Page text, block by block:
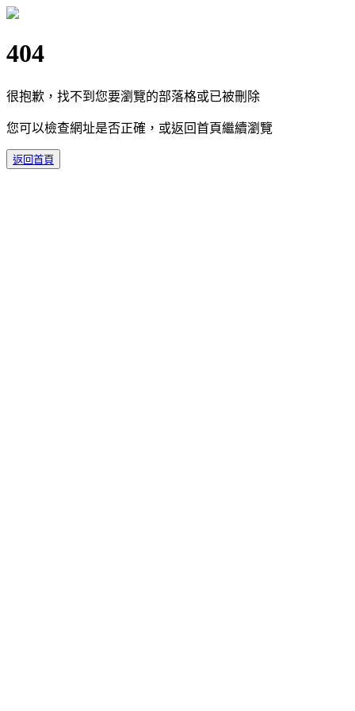
404
很抱歉，找不到您要瀏覽的部落格或已被刪除
您可以檢查網址是否正確，或返回首頁繼續瀏覽
返回首頁